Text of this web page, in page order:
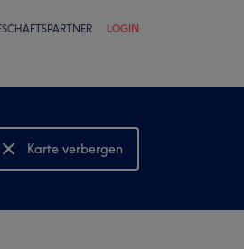
LOGIN
Karte verbergen
Karte anzeigen